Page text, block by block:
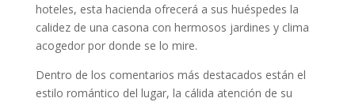
hoteles, esta hacienda ofrecerá a sus huéspedes la
calidez de una casona con hermosos jardines y clima
acogedor por donde se lo mire.
Dentro de los comentarios más destacados están el
estilo romántico del lugar, la cálida atención de su